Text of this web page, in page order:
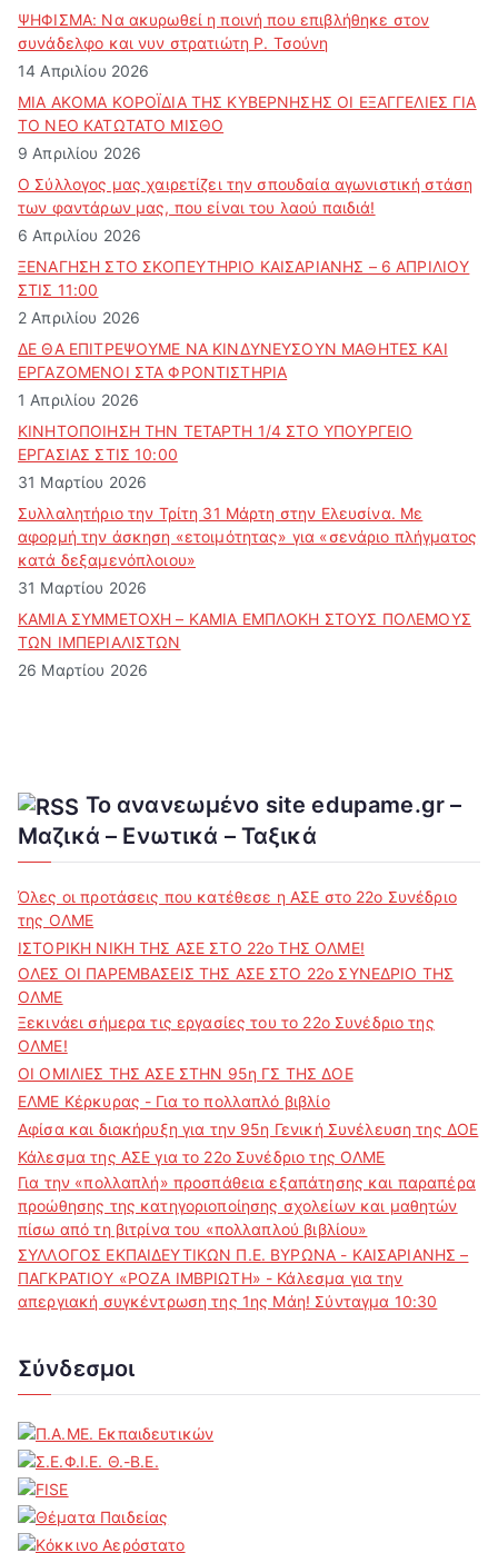
ΨΗΦΙΣΜΑ: Να ακυρωθεί η ποινή που επιβλήθηκε στον
συνάδελφο και νυν στρατιώτη Ρ. Τσούνη
14 Απριλίου 2026
ΜΙΑ ΑΚΟΜΑ ΚΟΡΟΪΔΙΑ ΤΗΣ ΚΥΒΕΡΝΗΣΗΣ ΟΙ ΕΞΑΓΓΕΛΙΕΣ ΓΙΑ
ΤΟ ΝΕΟ ΚΑΤΩΤΑΤΟ ΜΙΣΘΟ
9 Απριλίου 2026
Ο Σύλλογος μας χαιρετίζει την σπουδαία αγωνιστική στάση
των φαντάρων μας, που είναι του λαού παιδιά!
6 Απριλίου 2026
ΞΕΝΑΓΗΣΗ ΣΤΟ ΣΚΟΠΕΥΤΗΡΙΟ ΚΑΙΣΑΡΙΑΝΗΣ – 6 ΑΠΡΙΛΙΟΥ
ΣΤΙΣ 11:00
2 Απριλίου 2026
ΔΕ ΘΑ ΕΠΙΤΡΕΨΟΥΜΕ ΝΑ ΚΙΝΔΥΝΕΥΣOYN ΜΑΘΗΤΕΣ ΚΑΙ
ΕΡΓΑΖΟΜΕΝΟΙ ΣΤΑ ΦΡΟΝΤΙΣΤΗΡΙΑ
1 Απριλίου 2026
ΚΙΝΗΤΟΠΟΙΗΣΗ ΤΗΝ ΤΕΤΑΡΤΗ 1/4 ΣΤΟ ΥΠΟΥΡΓΕΙΟ
ΕΡΓΑΣΙΑΣ ΣΤΙΣ 10:00
31 Μαρτίου 2026
Συλλαλητήριο την Τρίτη 31 Μάρτη στην Ελευσίνα. Με
αφορμή την άσκηση «ετοιμότητας» για «σενάριο πλήγματος
κατά δεξαμενόπλοιου»
31 Μαρτίου 2026
ΚΑΜΙΑ ΣΥΜΜΕΤΟΧΗ – ΚΑΜΙΑ ΕΜΠΛΟΚΗ ΣΤΟΥΣ ΠΟΛΕΜΟΥΣ
ΤΩΝ ΙΜΠΕΡΙΑΛΙΣΤΩΝ
26 Μαρτίου 2026
Το ανανεωμένο site edupame.gr –
Μαζικά – Ενωτικά – Ταξικά
Όλες οι προτάσεις που κατέθεσε η ΑΣΕ στο 22ο Συνέδριο
της ΟΛΜΕ
ΙΣΤΟΡΙΚΗ ΝΙΚΗ ΤΗΣ ΑΣΕ ΣΤΟ 22ο ΤΗΣ ΟΛΜΕ!
ΟΛΕΣ ΟΙ ΠΑΡΕΜΒΑΣΕΙΣ ΤΗΣ ΑΣΕ ΣΤΟ 22ο ΣΥΝΕΔΡΙΟ ΤΗΣ
ΟΛΜΕ
Ξεκινάει σήμερα τις εργασίες του το 22ο Συνέδριο της
ΟΛΜΕ!
ΟΙ ΟΜΙΛΙΕΣ ΤΗΣ ΑΣΕ ΣΤΗΝ 95η ΓΣ ΤΗΣ ΔΟΕ
ΕΛΜΕ Κέρκυρας - Για το πολλαπλό βιβλίο
Αφίσα και διακήρυξη για την 95η Γενική Συνέλευση της ΔΟΕ
Κάλεσμα της ΑΣΕ για το 22ο Συνέδριο της ΟΛΜΕ
Για την «πολλαπλή» προσπάθεια εξαπάτησης και παραπέρα
προώθησης της κατηγοριοποίησης σχολείων και μαθητών
πίσω από τη βιτρίνα του «πολλαπλού βιβλίου»
ΣΥΛΛΟΓΟΣ ΕΚΠΑΙΔΕΥΤΙΚΩΝ Π.Ε. ΒΥΡΩΝΑ - ΚΑΙΣΑΡΙΑΝΗΣ –
ΠΑΓΚΡΑΤΙΟΥ «ΡΟΖΑ ΙΜΒΡΙΩΤΗ» - Κάλεσμα για την
απεργιακή συγκέντρωση της 1ης Μάη! Σύνταγμα 10:30
Σύνδεσμοι